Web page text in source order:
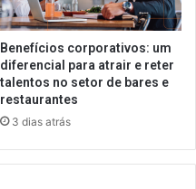
Benefícios corporativos: um
diferencial para atrair e reter
talentos no setor de bares e
restaurantes
3 dias atrás